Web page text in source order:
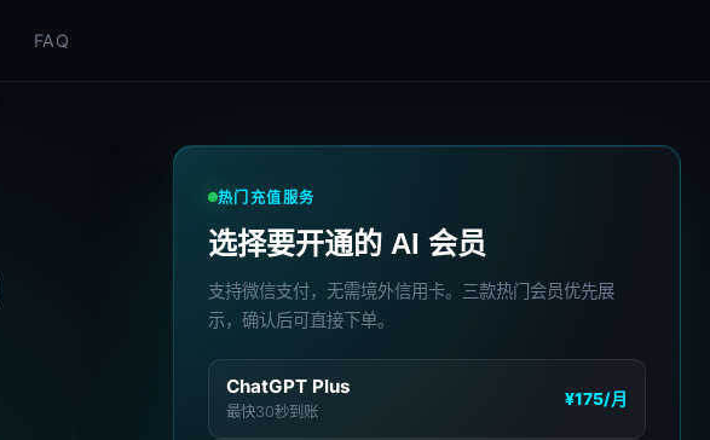
FAQ
热门充值服务
选择要开通的 AI 会员
支持微信支付，无需境外信用卡。三款热门会员优先展
示，确认后可直接下单。
ChatGPT Plus
最快30秒到账
¥175/月